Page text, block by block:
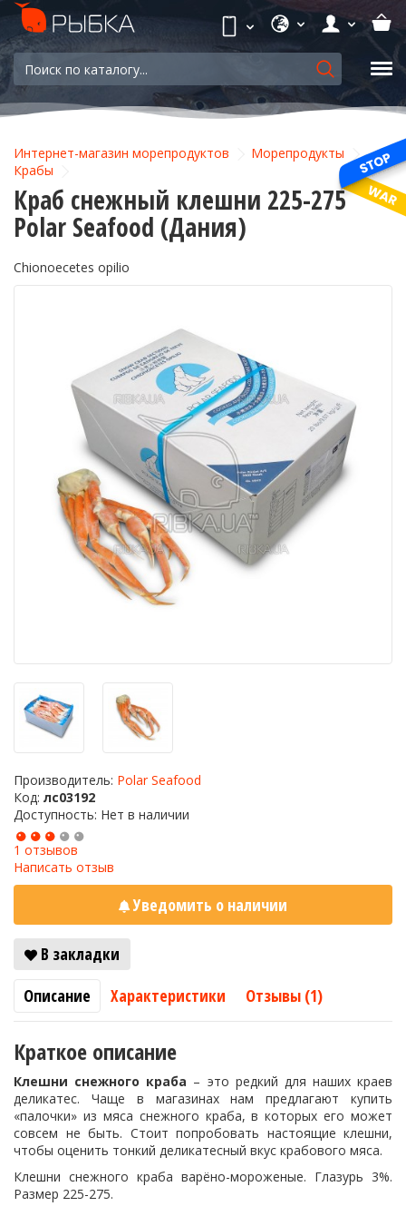
Интернет-магазин морепродуктов
Морепродукты
Крабы
Краб снежный клешни 225-275
Polar Seafood (Дания)
Chionoecetes opilio
Производитель: Polar Seafood
Код: лс03192
Доступность: Нет в наличии
1 отзывов
Написать отзыв
Уведомить о наличии
В закладки
Описание
Характеристики Отзывы (1)
Краткое описание
Клешни снежного краба – это редкий для наших краев
деликатес. Чаще в магазинах нам предлагают купить
«палочки» из мяса снежного краба, в которых его может
совсем не быть. Стоит попробовать настоящие клешни,
чтобы оценить тонкий деликатесный вкус крабового мяса.
Клешни снежного краба варёно-мороженые. Глазурь 3%.
Размер 225-275.